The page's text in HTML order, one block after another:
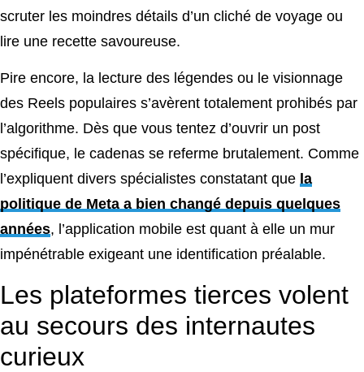
scruter les moindres détails d’un cliché de voyage ou
lire une recette savoureuse.
Pire encore, la lecture des légendes ou le visionnage
des Reels populaires s’avèrent totalement prohibés par
l’algorithme. Dès que vous tentez d’ouvrir un post
spécifique, le cadenas se referme brutalement. Comme
l’expliquent divers spécialistes constatant que la
politique de Meta a bien changé depuis quelques
années, l’application mobile est quant à elle un mur
impénétrable exigeant une identification préalable.
Les plateformes tierces volent
au secours des internautes
curieux